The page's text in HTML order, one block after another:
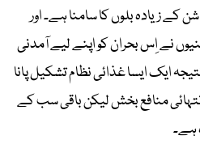
کے زیادہ بلوں کا سامنا ہے۔ اور
نے اِس بحران کو اپنے لیے آمدنی
ایک ایسا غذائی نظام تشکیل پانا
منافع بخش لیکن باقی سب کے
ہے۔